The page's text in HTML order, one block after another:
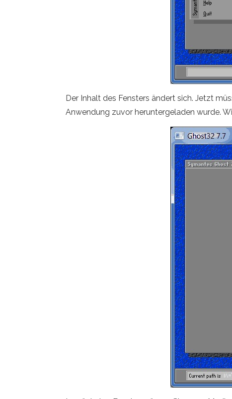
Der Inhalt des Fensters ändert sich. Jetzt
Anwendung zuvor heruntergeladen wurde.